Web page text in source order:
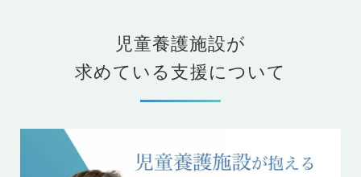
児童養護施設が
求めている支援について